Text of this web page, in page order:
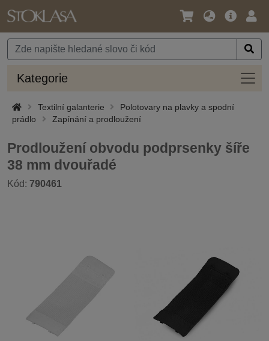
Jazyk
Měna
Hlavní
Kategorie
Textilní galanterie
Polotovary na plavky a spodní
prádlo
Zapínání a prodloužení
Prodloužení obvodu podprsenky šíře
38 mm dvouřadé
Kód: 790461